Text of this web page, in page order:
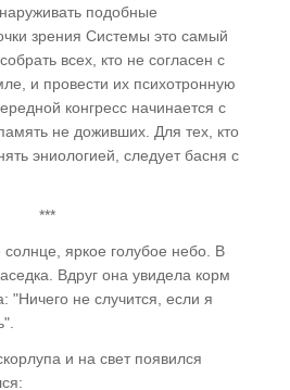
циклы
реальность. Время
Многомерная градация
Воли"
Гадания и
глупость
подобные
зрения Системы это самый
всех, кто не согласен с
и провести их психотронную
конгресс начинается с
не доживших. Для тех, кто
эниологией, следует басня с
***
яркое голубое небо. В
Вдруг она увидела корм
"Ничего не случится, если я
и на свет появился